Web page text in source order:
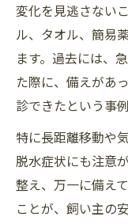
変化を見逃さない
ル、タオル、簡易
ます。過去には、
た際に、備えがあ
診できたという事
特に長距離移動や
脱水症状にも注意
整え、万一に備え
ことが、飼い主の